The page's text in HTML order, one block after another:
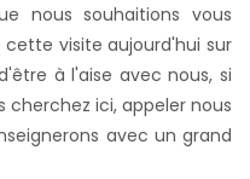
nous souhaitions vous
visite aujourd'hui sur
à l'aise avec nous, si
cherchez ici, appeler nous
avec un grand